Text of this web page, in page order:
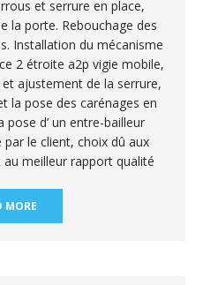
et serrure en place,
la porte. Rebouchage des
Installation du mécanisme
2 étroite a2p vigie mobile,
ajustement de la serrure,
la pose des carénages en
pose d’ un entre-bailleur
le client, choix dû aux
meilleur rapport qualité
MORE